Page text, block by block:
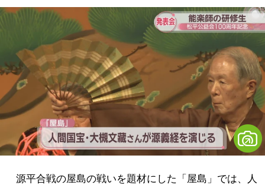
源平合戦の屋島の戦いを題材にした「屋島」では、人